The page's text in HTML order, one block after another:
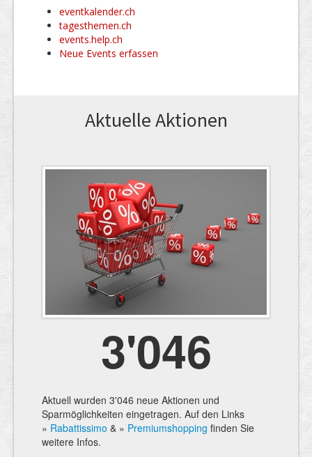
eventkalender.ch
tagesthemen.ch
events.help.ch
Neue Events erfassen
Aktuelle Aktionen
3'046
Aktuell wurden 3'046 neue Aktionen und
Sparmöglichkeiten eingetragen. Auf den Links
» Rabattissimo & » Premiumshopping finden Sie
weitere Infos.